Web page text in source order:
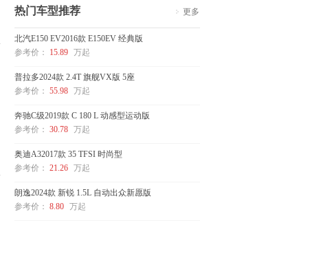
热门车型推荐 更多
北汽E150 EV2016款 E150EV 经典版
参考价：
15.89 万起
普拉多2024款 2.4T 旗舰VX版 5座
参考价： 55.98 万起
奔驰C级2019款 C 180 L 动感型运动版
参考价： 30.78 万起
奥迪A32017款 35 TFSI 时尚型
参考价： 21.26 万起
朗逸2024款 新锐 1.5L 自动出众新愿版
参考价： 8.80 万起